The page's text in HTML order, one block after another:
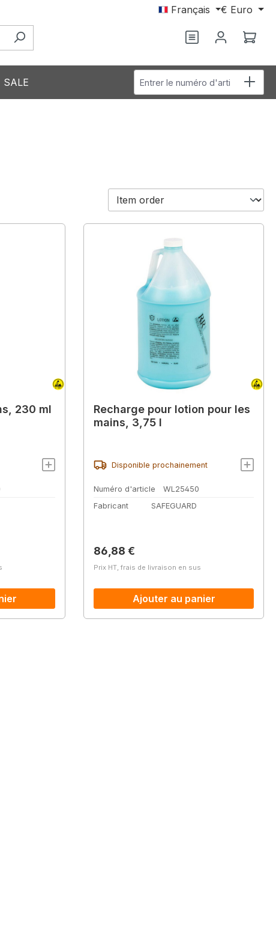
Français € Euro
Vous avez 0Le
SALE Entrer le numéro d'article
230 ml
Recharge pour lotion pour les
mains, 3,75 l
Disponible prochainement
Numéro d'article
WL25450
Fabricant
SAFEGUARD
Prix régulier :
86,88 €
Prix HT, frais de livraison en sus
Ajouter au panier